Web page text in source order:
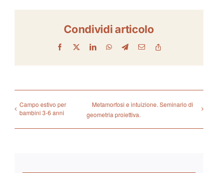
Condividi articolo
Facebook LinkedInWhatsAppTelegramEmail
Campo estivo per
bambini 3-6 anni
Metamorfosi e intuizione. Seminario di
geometria proiettiva.